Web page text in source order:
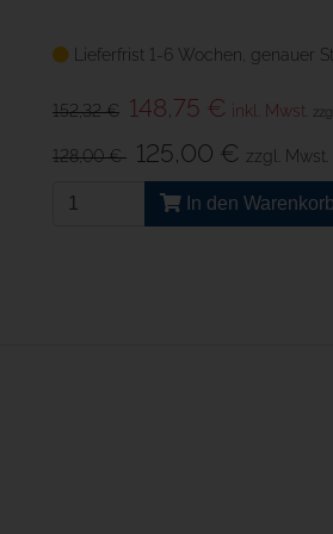
Lieferfrist 1-6 Wochen, genauer
152,32 € 148,75 € inkl. Mwst.
128,00 € 125,00 € zzgl. Mwst.
In den Warenkorb